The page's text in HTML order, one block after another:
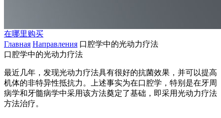
在哪里购买
Главная Направления 口腔学中的光动力疗法
口腔学中的光动力疗法
最近几年，发现光动力疗法具有很好的抗菌效果，并可以提高
机体的非特异性抵抗力。上述事实为在口腔学，特别是在牙周
病学和牙髓病学中采用该方法奠定了基础，即采用光动力疗法
方法治疗。